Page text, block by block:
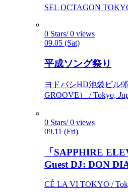
SEL OCTAGON
0 Stars/ 0 views
09.05 (Sat)
平成ソング祭り
ヨドバシHD池袋ビル9
GROOVE） / Tokyo,
0 Stars/ 0 views
09.11 (Fri)
「SAPPHIRE
Guest DJ: DON
CÉ LA VI TOKYO /